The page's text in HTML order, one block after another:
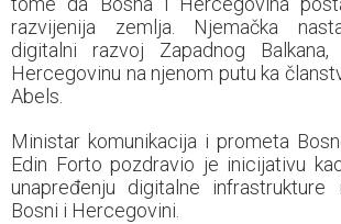
razvijenija zemlja. Njemačka
digitalni razvoj Zapadnog
Hercegovinu na njenom putu ka
Abels.
Ministar komunikacija i prometa
Edin Forto pozdravio je inicijativu
unapređenju digitalne
Bosni i Hercegovini.